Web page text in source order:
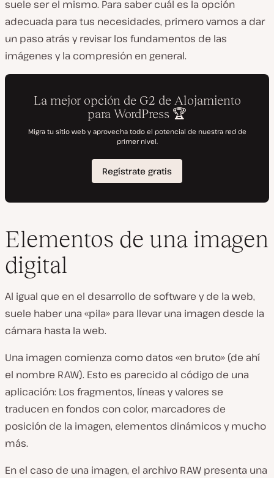
suele ser el mismo. Para saber cuál es la opción
adecuada para tus necesidades, primero vamos a dar
un paso atrás y revisar los fundamentos de las
imágenes y la compresión en general.
Elementos de una imagen
digital
Al igual que en el desarrollo de software y de la web,
suele haber una «pila» para llevar una imagen desde la
cámara hasta la web.
Una imagen comienza como datos «en bruto» (de ahí
el nombre RAW). Esto es parecido al código de una
aplicación: Los fragmentos, líneas y valores se
traducen en fondos con color, marcadores de
posición de la imagen, elementos dinámicos y mucho
más.
En el caso de una imagen, el archivo RAW presenta una